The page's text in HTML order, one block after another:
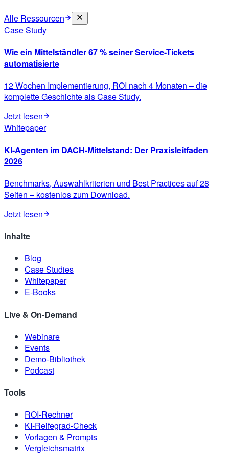
Alle Ressourcen
Case Study
Wie ein Mittelständler 67 % seiner Service-Tickets
automatisierte
12 Wochen Implementierung, ROI nach 4 Monaten – die
komplette Geschichte als Case Study.
Jetzt lesen
Whitepaper
KI-Agenten im DACH-Mittelstand: Der Praxisleitfaden
2026
Benchmarks, Auswahlkriterien und Best Practices auf 28
Seiten – kostenlos zum Download.
Jetzt lesen
Inhalte
Blog
Case Studies
Whitepaper
E-Books
Live & On-Demand
Webinare
Events
Demo-Bibliothek
Podcast
Tools
ROI-Rechner
KI-Reifegrad-Check
Vorlagen & Prompts
Vergleichsmatrix